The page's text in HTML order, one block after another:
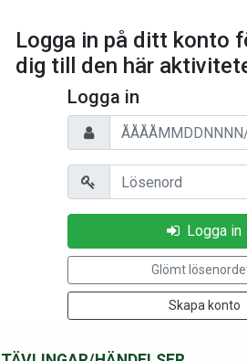
Logga in på ditt konto
dig till den här
Logga in
Personnummer/
Lösenord
Logga in
Glömt
Skapa konto